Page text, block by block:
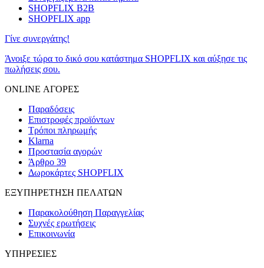
SHOPFLIX B2B
SHOPFLIX app
Γίνε συνεργάτης!
Άνοιξε τώρα το δικό σου κατάστημα SHOPFLIX και αύξησε τις
πωλήσεις σου.
ONLINE ΑΓΟΡΕΣ
Παραδόσεις
Επιστροφές προϊόντων
Τρόποι πληρωμής
Klarna
Προστασία αγορών
Άρθρο 39
Δωροκάρτες SHOPFLIX
ΕΞΥΠΗΡΕΤΗΣΗ ΠΕΛΑΤΩΝ
Παρακολούθηση Παραγγελίας
Συχνές ερωτήσεις
Επικοινωνία
ΥΠΗΡΕΣΙΕΣ